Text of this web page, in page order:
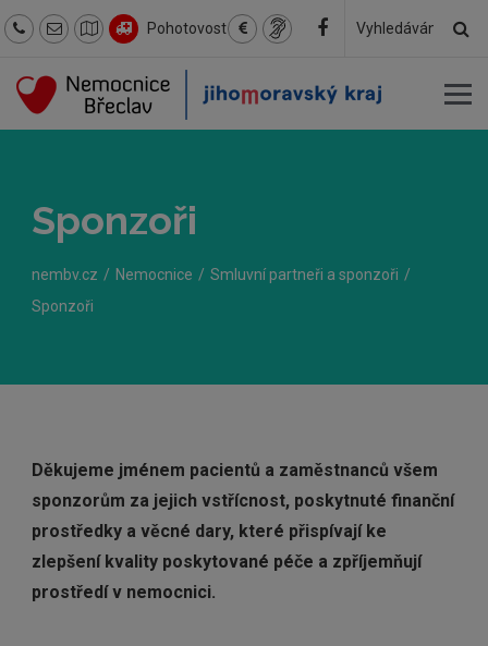
Pohotovost
Hledaný
Sponzoři
nembv.cz Nemocnice
Smluvní partneři a sponzoři
Sponzoři
Děkujeme jménem pacientů a zaměstnanců všem
sponzorům za jejich vstřícnost, poskytnuté finanční
prostředky a věcné dary, které přispívají ke
zlepšení kvality poskytované péče a zpříjemňují
prostředí v nemocnici.